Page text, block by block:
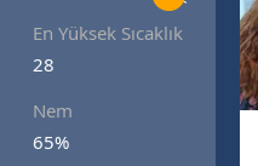
En Yüksek Sıcaklık
28
Nem
65%